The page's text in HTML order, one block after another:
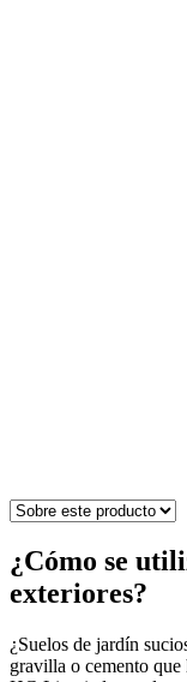
¿Cómo se
exteriores?
¿Suelos de jardín
gravilla o cemento